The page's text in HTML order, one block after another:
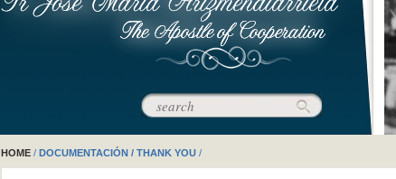
HOME/ DOCUMENTACIÓN / THANK YOU/